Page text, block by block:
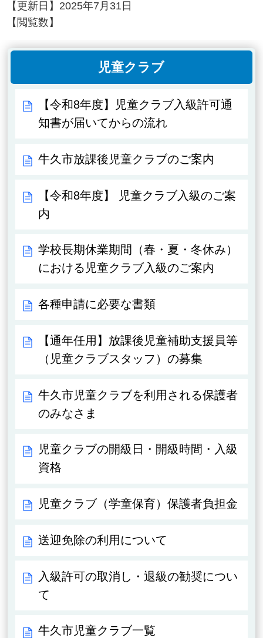
【更新日】 2025年7月31日
【閲覧数】
児童クラブ
【令和8年度】児童クラブ入級許可通
知書が届いてからの流れ
牛久市放課後児童クラブのご案内
【令和8年度】 児童クラブ入級のご案
内
学校長期休業期間（春・夏・冬休み）
における児童クラブ入級のご案内
各種申請に必要な書類
【通年任用】放課後児童補助支援員等
（児童クラブスタッフ）の募集
牛久市児童クラブを利用される保護者
のみなさま
児童クラブの開級日・開級時間・入級
資格
児童クラブ（学童保育）保護者負担金
送迎免除の利用について
入級許可の取消し・退級の勧奨につい
て
牛久市児童クラブ一覧